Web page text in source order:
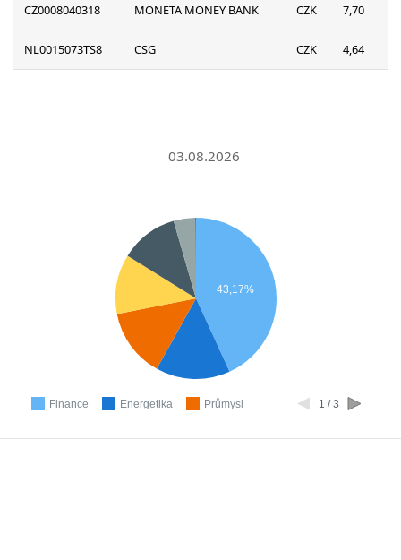
CZ0008040318 MONETA MONEY BANK CZK 7,70
NL0015073TS8 CSG CZK 4,64
03.08.2026
43,17%
Finance Energetika Průmysl 1 / 3